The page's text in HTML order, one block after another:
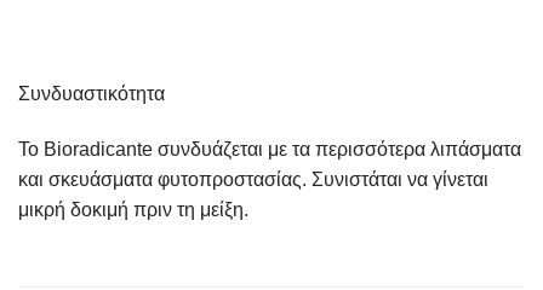
Συνδυαστικότητα
Το Bioradicante συνδυάζεται με τα περισσότερα λιπάσματα
και σκευάσματα φυτοπροστασίας. Συνιστάται να γίνεται
μικρή δοκιμή πριν τη μείξη.